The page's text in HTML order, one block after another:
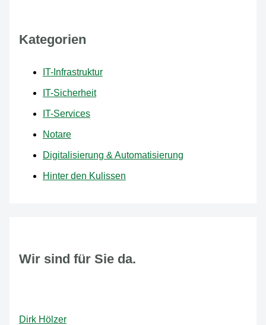
Kategorien
IT-Infrastruktur
IT-Sicherheit
IT-Services
Notare
Digitalisierung & Automatisierung
Hinter den Kulissen
Wir sind für Sie da.
Dirk Hölzer